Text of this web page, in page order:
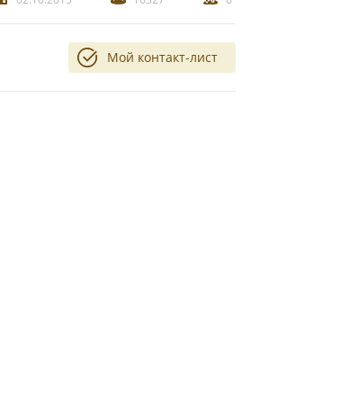
Мой контакт-лист